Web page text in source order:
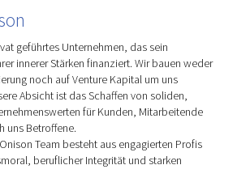
geführtes Unternehmen, das sein
innerer Stärken finanziert. Wir bauen weder
noch auf Venture Kapital um uns
Absicht ist das Schaffen von soliden,
für Kunden, Mitarbeitende
uns Betroffene.
Team besteht aus engagierten Profis
beruflicher Integrität und starken